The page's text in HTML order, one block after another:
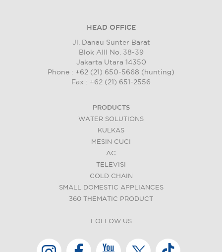
HEAD OFFICE
Jl. Danau Sunter Barat
Blok AIII No. 38-39
Jakarta Utara 14350
Phone : +62 (21) 650-5668 (hunting)
Fax : +62 (21) 651-2556
PRODUCTS
WATER SOLUTIONS
KULKAS
MESIN CUCI
AC
TELEVISI
COLD CHAIN
SMALL DOMESTIC APPLIANCES
360 THEMATIC PRODUCT
FOLLOW US